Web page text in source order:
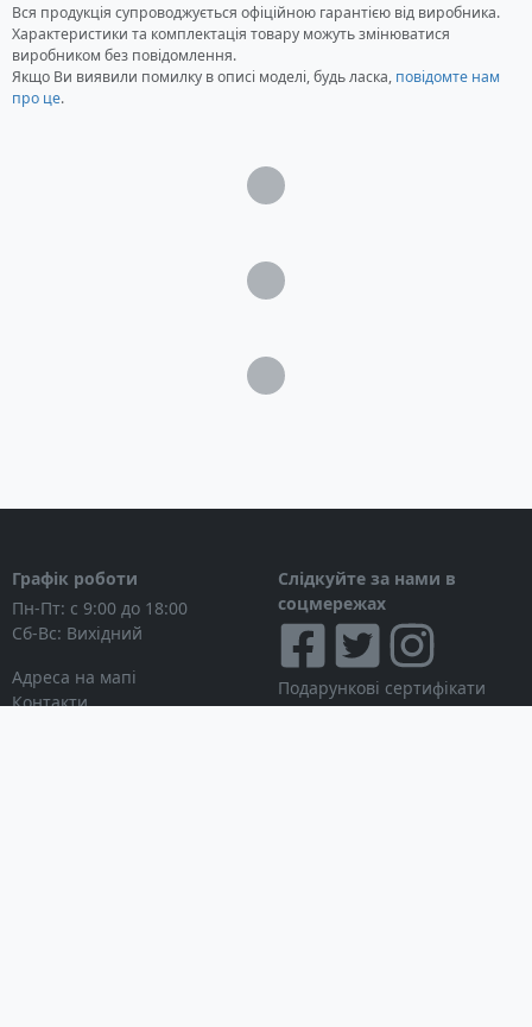
Вся продукція супроводжується офіційною гарантією від виробника.
Характеристики та комплектація товару можуть змінюватися
виробником без повідомлення.
Якщо Ви виявили помилку в описі моделі, будь ласка, повідомте нам
про це.
Загрузка...
Загрузка...
Загрузка...
Графік роботи
Пн-Пт: с 9:00 до 18:00
Сб-Вс: Вихідний
Адреса на мапі
Контакти
Слідкуйте за нами в
соцмережах
Подарункові сертифікати
Дисконтні картки